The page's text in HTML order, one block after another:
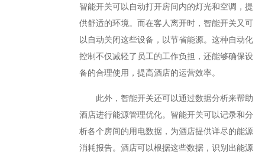
智能开关可以自动打开房间内的灯光和空调，提
供舒适的环境。而在客人离开时，智能开关又可
以自动关闭这些设备，以节省能源。这种自动化
控制不仅减轻了员工的工作负担，还能够确保设
备的合理使用，提高酒店的运营效率。
此外，智能开关还可以通过数据分析来帮助
酒店进行能源管理优化。智能开关可以记录和分
析各个房间的用电数据，为酒店提供详尽的能源
消耗报告。酒店可以根据这些数据，识别出能源